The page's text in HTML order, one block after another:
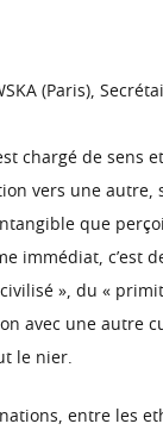
(Paris),
chargé de
vers une
que
immédiat, c’est
», du «
avec une
le nier.
entre les